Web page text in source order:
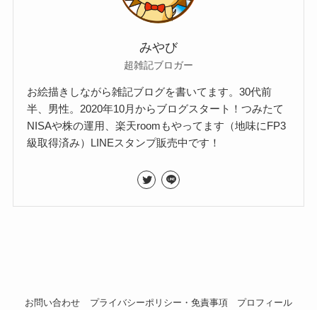
みやび
超雑記ブロガー
お絵描きしながら雑記ブログを書いてます。30代前
半、男性。2020年10月からブログスタート！つみたて
NISAや株の運用、楽天roomもやってます（地味にFP3
級取得済み）LINEスタンプ販売中です！
お問い合わせ プライバシーポリシー・免責事項 プロフィール